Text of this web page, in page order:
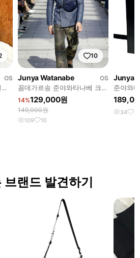
OS
10
Junya Watanabe
OS
꼼데가르송 준야와타나베 크로
스백
14%129,000원
149,000원
109 10
Junya
준야와
25aw
34 4
랜드 발견하기